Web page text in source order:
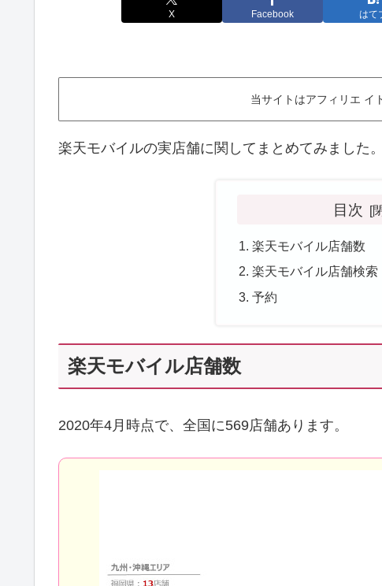
X Facebook はて
当サイトはアフィリエ イ
楽天モバイルの実店舗に関してまとめてみました。
目次
楽天モバイル店舗数
楽天モバイル店舗検索
予約
楽天モバイル店舗数
2020年4月時点で、全国に569店舗あります。